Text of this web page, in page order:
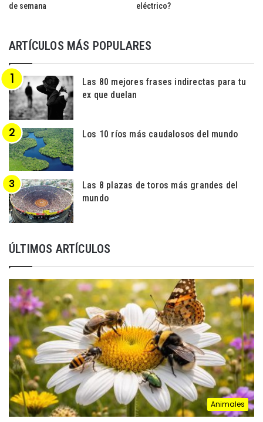
de semana
eléctrico?
ARTÍCULOS MÁS POPULARES
Las 80 mejores frases indirectas para tu
ex que duelan
Los 10 ríos más caudalosos del mundo
Las 8 plazas de toros más grandes del
mundo
ÚLTIMOS ARTÍCULOS
Animales